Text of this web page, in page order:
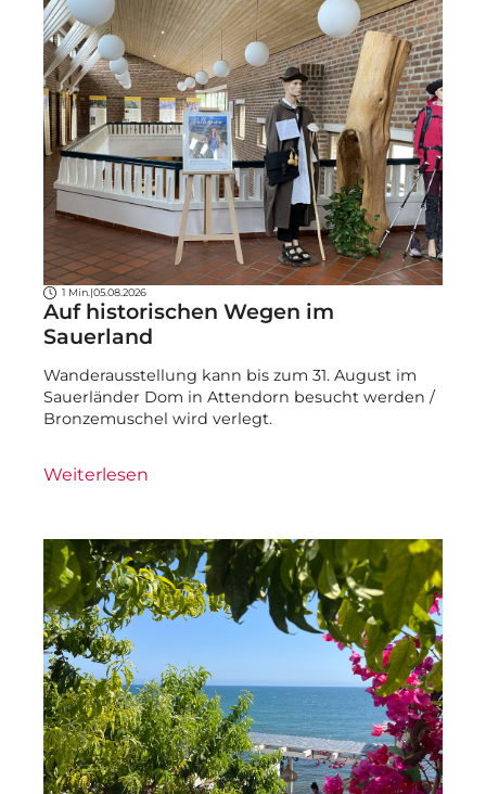
1 Min. |05.08.2026
Auf historischen Wegen im
Sauerland
Wanderausstellung kann bis zum 31. August im
Sauerländer Dom in Attendorn besucht werden /
Bronzemuschel wird verlegt.
Weiterlesen